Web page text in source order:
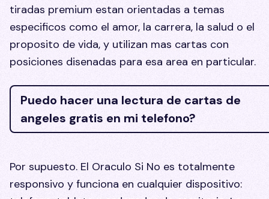
tiradas premium estan orientadas a temas
especificos como el amor, la carrera, la salud o el
proposito de vida, y utilizan mas cartas con
posiciones disenadas para esa area en particular.
Puedo hacer una lectura de cartas de
angeles gratis en mi telefono?
Por supuesto. El Oraculo Si No es totalmente
responsivo y funciona en cualquier dispositivo: